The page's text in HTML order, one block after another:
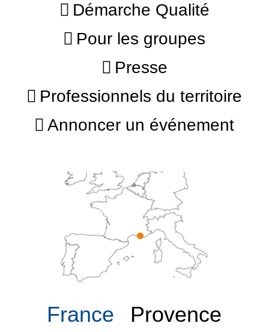
Démarche Qualité
Pour les groupes
Presse
Professionnels du territoire
Annoncer un événement
France Provence